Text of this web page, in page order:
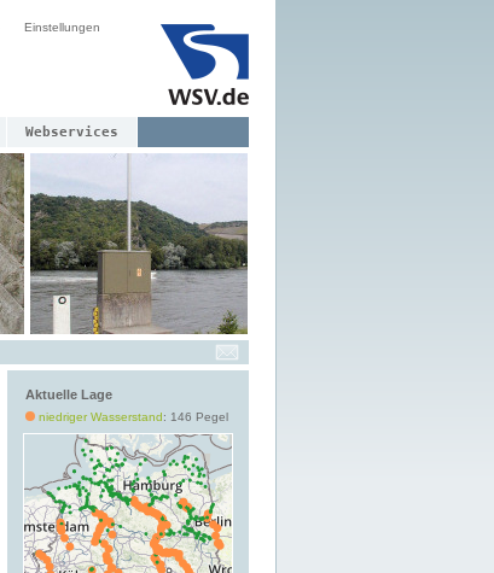
Einstellungen
Webservices
Aktuelle Lage
niedriger Wasserstand: 146 Pegel